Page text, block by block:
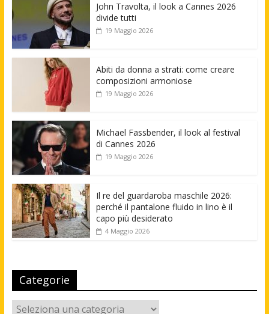
John Travolta, il look a Cannes 2026
divide tutti
19 Maggio 2026
Abiti da donna a strati: come creare
composizioni armoniose
19 Maggio 2026
Michael Fassbender, il look al festival
di Cannes 2026
19 Maggio 2026
Il re del guardaroba maschile 2026:
perché il pantalone fluido in lino è il
capo più desiderato
4 Maggio 2026
Categorie
Categorie